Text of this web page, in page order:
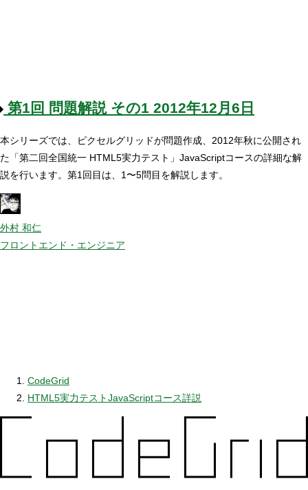
第1回 問題解説 その1 2012年12月6日
本シリーズでは、ピクセルグリッドが問題作成、2012年秋に公開され
た「第二回全国統一 HTML5実力テスト」JavaScriptコースの詳細な解
説を行います。第1回目は、1〜5問目を解説します。
外村 和仁
フロントエンド・エンジニア
CodeGrid
HTML5実力テストJavaScriptコース詳説